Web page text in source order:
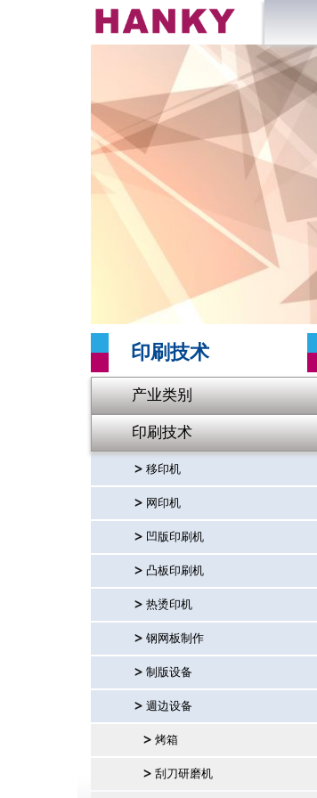
印刷技术
产业类别
印刷技术
移印机
网印机
凹版印刷机
凸板印刷机
热烫印机
钢网板制作
制版设备
週边设备
烤箱
刮刀研磨机